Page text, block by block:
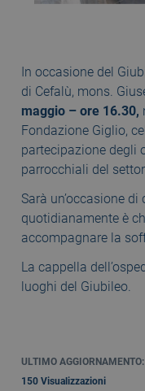
In occasione del
di Cefalù, mons.
maggio – ore 16.30,
Fondazione Giglio,
partecipazione degli
parrocchiali del
Sarà un’occasione
quotidianamente è
accompagnare la
La cappella
luoghi del Giubileo.
ULTIMO
150 Visualizzazioni